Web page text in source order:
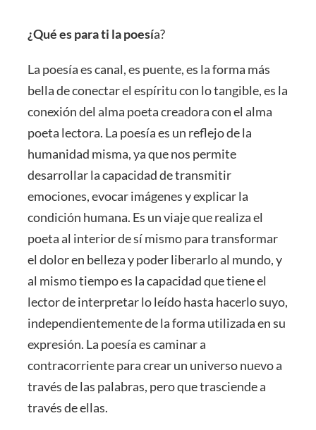
¿Qué es para ti la poesía?
La poesía es canal, es puente, es la forma más
bella de conectar el espíritu con lo tangible, es la
conexión del alma poeta creadora con el alma
poeta lectora. La poesía es un reflejo de la
humanidad misma, ya que nos permite
desarrollar la capacidad de transmitir
emociones, evocar imágenes y explicar la
condición humana. Es un viaje que realiza el
poeta al interior de sí mismo para transformar
el dolor en belleza y poder liberarlo al mundo, y
al mismo tiempo es la capacidad que tiene el
lector de interpretar lo leído hasta hacerlo suyo,
independientemente de la forma utilizada en su
expresión. La poesía es caminar a
contracorriente para crear un universo nuevo a
través de las palabras, pero que trasciende a
través de ellas.